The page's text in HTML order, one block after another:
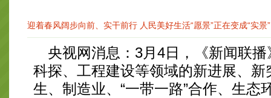
迎着春风阔步向前、实干前行 人民美好生活“愿景”正在变成“实景”
央视网消息：3月4日，《新闻联播
科探、工程建设等领域的新进展、
生、制造业、“一带一路”合作、生态